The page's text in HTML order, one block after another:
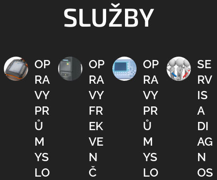
SLUŽBY
OP
RA
VY
PR
Ů
M
YS
LO
OP
RA
VY
FR
EK
VE
N
Č
OP
RA
VY
PR
Ů
M
YS
LO
SE
RV
IS
A
DI
AG
N
OS